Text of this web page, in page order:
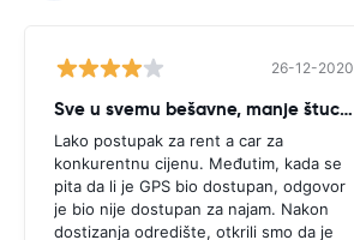
26-12-2020
Sve u svemu bešavne, manje štucanje
Lako postupak za rent a car za
konkurentnu cijenu. Međutim, kada se
pita da li je GPS bio dostupan, odgovor
je bio nije dostupan za najam. Nakon
dostizanja odredište, otkrili smo da je